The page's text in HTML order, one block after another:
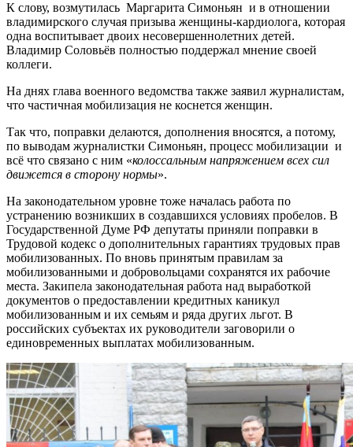
К слову, возмутилась Маргарита Симоньян и в отношении
владимирского случая призыва женщины-кардиолога, которая
одна воспитывает двоих несовершеннолетних детей.
Владимир Соловьёв полностью поддержал мнение своей
коллеги.
На днях глава военного ведомства также заявил журналистам,
что частичная мобилизация не коснется женщин.
Так что, поправки делаются, дополнения вносятся, а потому,
по выводам журналистки Симоньян, процесс мобилизации и
всё что связано с ним «колоссальным напряжением всех сил
движется в сторону нормы».
На законодательном уровне тоже началась работа по
устранению возникших в создавшихся условиях пробелов. В
Государственной Думе РФ депутаты приняли поправки в
Трудовой кодекс о дополнительных гарантиях трудовых прав
мобилизованных. По вновь принятым правилам за
мобилизованными и добровольцами сохранятся их рабочие
места. Закипела законодательная работа над выработкой
документов о предоставлении кредитных каникул
мобилизованным и их семьям и ряда других льгот. В
российских субъектах их руководители заговорили о
единовременных выплатах мобилизованным.